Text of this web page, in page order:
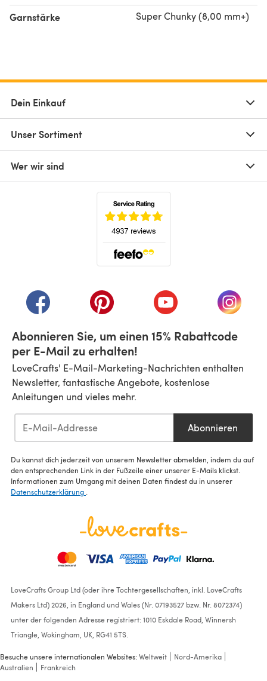
Garnstärke Super Chunky (8,00 mm+)
Dein Einkauf
Unser Sortiment
Wer wir sind
(öffnet sich in einem neuen Tab)
(öffnet sich in einem neuen Tab)
(öffnet sich in einem
(öffnet
Abonnieren Sie, um einen 15% Rabattcode
per E-Mail zu erhalten!
LoveCrafts' E-Mail-Marketing-Nachrichten enthalten
Newsletter, fantastische Angebote, kostenlose
Anleitungen und vieles mehr.
Abonnieren
Du kannst dich jederzeit von unserem Newsletter abmelden, indem du auf
den entsprechenden Link in der Fußzeile einer unserer E-Mails klickst.
Informationen zum Umgang mit deinen Daten findest du in unserer
Datenschutzerklärung
LoveCrafts Group Ltd (oder ihre Tochtergesellschaften, inkl. LoveCrafts
Makers Ltd) 2026, in England und Wales (Nr. 07193527 bzw. Nr. 8072374)
unter der folgenden Adresse registriert: 1010 Eskdale Road, Winnersh
Triangle, Wokingham, UK, RG41 5TS.
Besuche unsere internationalen Websites:Weltweit
Nord-Amerika
Australien
Frankreich